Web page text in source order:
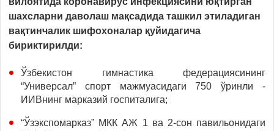
шахсларни даволаш мақсадида ташкил этиладиган
вақтинчалик шифохоналар қуйидагича
бириктирилди:
Ўзбекистон гимнастика федерациясининг
“Универсал” спорт мажмуасидаги 750 ўринли -
ИИВнинг марказий госпиталига;
“Ўзэкспомарказ” МКК АЖ 1 ва 2-сон павильонидаги